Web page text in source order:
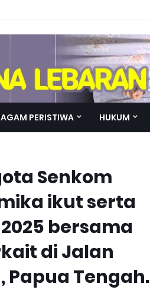
PERISTIWA HUKUM
Senkom
ikut serta
bersama
di Jalan
Papua Tengah.